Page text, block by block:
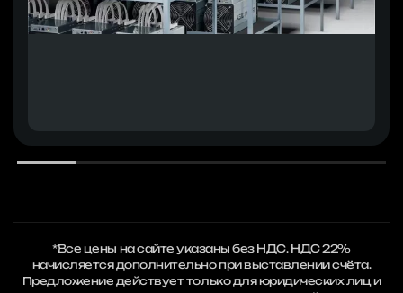
*Все цены на сайте указаны без НДС. НДС 22%
начисляется дополнительно при выставлении счёта.
Предложение действует только для юридических лиц и